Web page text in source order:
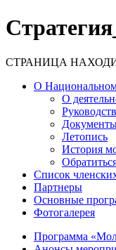
СТРАНИЦА
О
О
Летопись
История
Список
Партнеры
Основные
Фотогалерея
Программа